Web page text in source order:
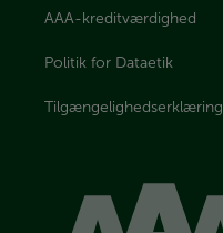
AAA-kreditværdighed
Politik for Dataetik
Tilgængelighedserklæring